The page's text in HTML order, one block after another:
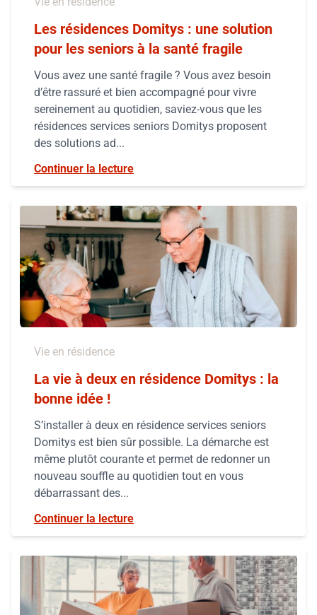
Les résidences Domitys : une solution
pour les seniors à la santé fragile
Vous avez une santé fragile ? Vous avez besoin
d’être rassuré et bien accompagné pour vivre
sereinement au quotidien, saviez-vous que les
résidences services seniors Domitys proposent
des solutions ad...
Continuer la lecture
Vie en résidence
La vie à deux en résidence Domitys : la
bonne idée !
S’installer à deux en résidence services seniors
Domitys est bien sûr possible. La démarche est
même plutôt courante et permet de redonner un
nouveau souffle au quotidien tout en vous
débarrassant des...
Continuer la lecture